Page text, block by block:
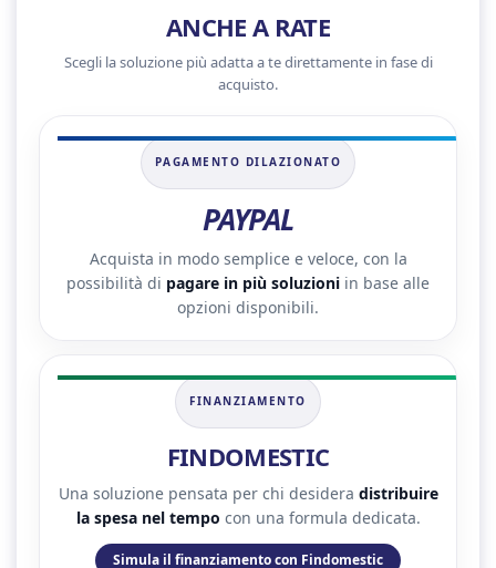
ANCHE A RATE
Scegli la soluzione più adatta a te direttamente in fase di
acquisto.
PAGAMENTO DILAZIONATO
PAYPAL
Acquista in modo semplice e veloce, con la
possibilità di pagare in più soluzioni in base alle
opzioni disponibili.
FINANZIAMENTO
FINDOMESTIC
Una soluzione pensata per chi desidera distribuire
la spesa nel tempo con una formula dedicata.
Simula il finanziamento con Findomestic